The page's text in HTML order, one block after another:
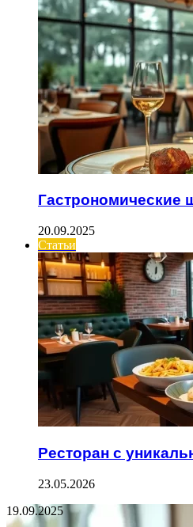
Гастрономические
20.09.2025
Статьи
Ресторан с
23.05.2026
19.09.2025